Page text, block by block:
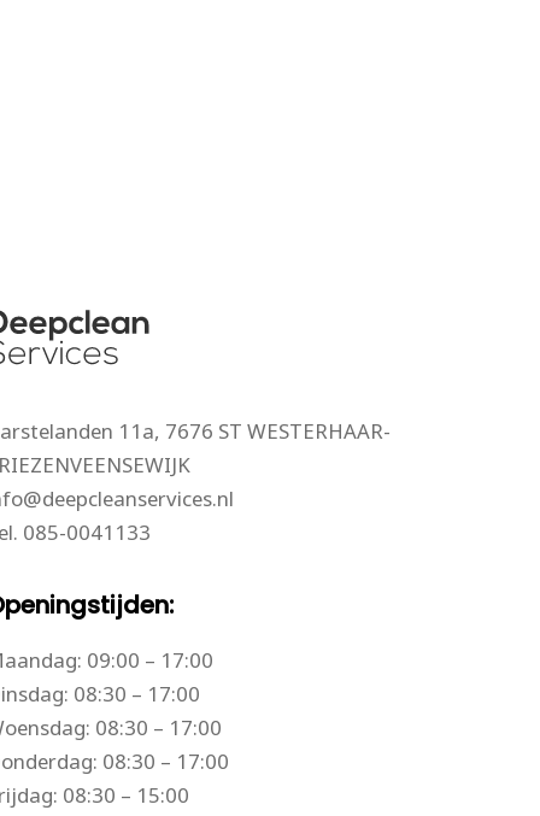
11a, 7676 ST WESTERHAAR-
085-0041133
09:00 – 17:00
08:30 – 17:00
08:30 – 17:00
08:30 – 17:00
08:30 – 15:00